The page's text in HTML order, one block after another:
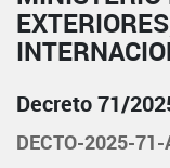
Decreto 71/
DECTO-2025-